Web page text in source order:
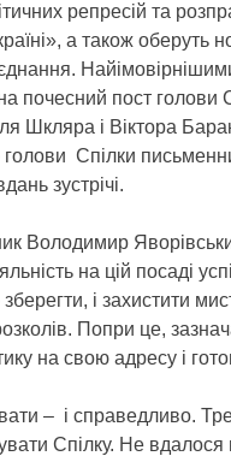
репресій та
а також оберуть
почесний пост голови
Шкляра і Віктора
Спілки
зустрічі.
Володимир
на цій посаді
і захистити
Попри це,
на свою адресу і
– і справедливо.
Спілку. Не вдалося